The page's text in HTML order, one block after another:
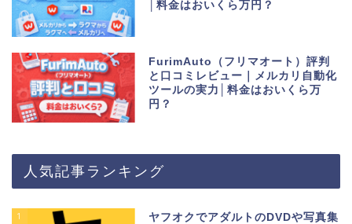
│料金はおいくら万円？
FurimAuto（フリマオート）評判
と口コミレビュー｜メルカリ自動化
ツールの実力│料金はおいくら万
円？
人気記事ランキング
1
ヤフオクでアダルトのDVDや写真集